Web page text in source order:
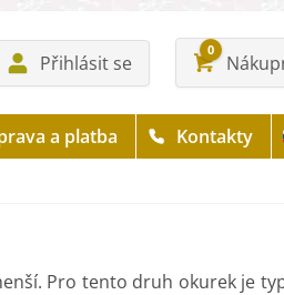
Přihlásit se
0
a platba Kontakty
Pro tento druh okurek je